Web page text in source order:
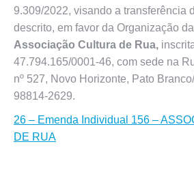
9.309/2022, visando a transferência
descrito, em favor da Organização
Associação Cultura de Rua,
47.794.165/0001-46, com sede na
nº 527, Novo Horizonte, Pato
98814-2629.
26 – Emenda Individual 156 –
DE RUA